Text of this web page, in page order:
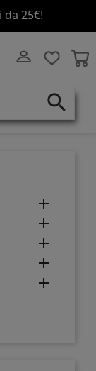
25€!
search




